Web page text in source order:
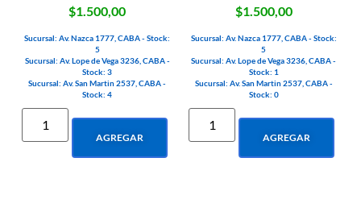
$1.500,00
Sucursal: Av. Nazca 1777, CABA - Stock:
5
Sucursal: Av. Lope de Vega 3236, CABA -
Stock: 3
Sucursal: Av. San Martin 2537, CABA -
Stock: 4
AGREGAR
$1.500,00
Sucursal: Av. Nazca 1777, CABA - Stock:
5
Sucursal: Av. Lope de Vega 3236, CABA -
Stock: 1
Sucursal: Av. San Martin 2537, CABA -
Stock: 0
AGREGAR